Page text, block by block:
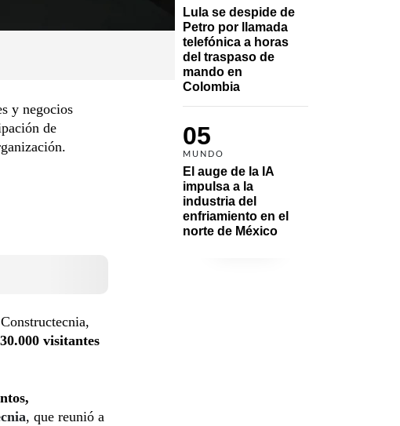
Lula se despide de
Petro por llamada
telefónica a horas
del traspaso de
mando en
Colombia
05
MUNDO
El auge de la IA
impulsa a la
industria del
enfriamiento en el
norte de México
y negocios
de
30.000 visitantes
, que reunió a